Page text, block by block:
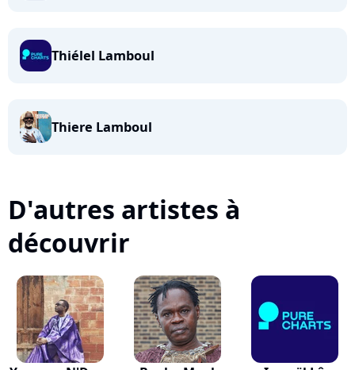
Thiélel Lamboul
Thiere Lamboul
D'autres artistes à
découvrir